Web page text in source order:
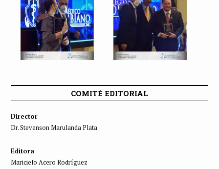
COMITÉ EDITORIAL
Director
Dr. Stevenson Marulanda Plata
Editora
Maricielo Acero Rodríguez